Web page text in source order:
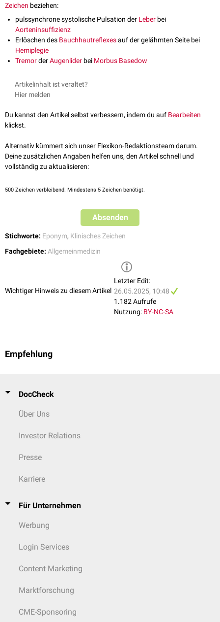
Zeichen beziehen:
pulssynchrone systolische Pulsation der Leber bei
Aorteninsuffizienz
Erlöschen des Bauchhautreflexesauf der gelähmten Seite bei
Hemiplegie
TremorderAugenlider bei Morbus Basedow
Artikelinhalt ist veraltet?
Hier melden
Du kannst den Artikel selbst verbessern, indem du auf Bearbeiten
klickst.
Alternativ kümmert sich unser Flexikon-Redaktionsteam darum.
Deine zusätzlichen Angaben helfen uns, den Artikel schnell und
vollständig zu aktualisieren:
500 Zeichen verbleibend. Mindestens 5 Zeichen benötigt.
Absenden
Stichworte: Eponym, Klinisches Zeichen
Fachgebiete: Allgemeinmedizin
Wichtiger Hinweis zu diesem Artikel
Letzter Edit:
26.05.2025, 10:48
1.182 Aufrufe
Nutzung: BY-NC-SA
Empfehlung
DocCheck
Über Uns
Investor Relations
Presse
Karriere
Für Unternehmen
Werbung
Login Services
Content Marketing
Marktforschung
CME-Sponsoring